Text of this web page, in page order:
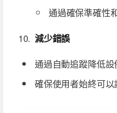
通過確保準確性
減少錯誤
通過自動追蹤降低
確保使用者始終可以